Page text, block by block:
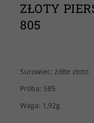
ZŁOTY
805
Surowiec: żółte złoto
Próba: 585
Waga: 1,92g